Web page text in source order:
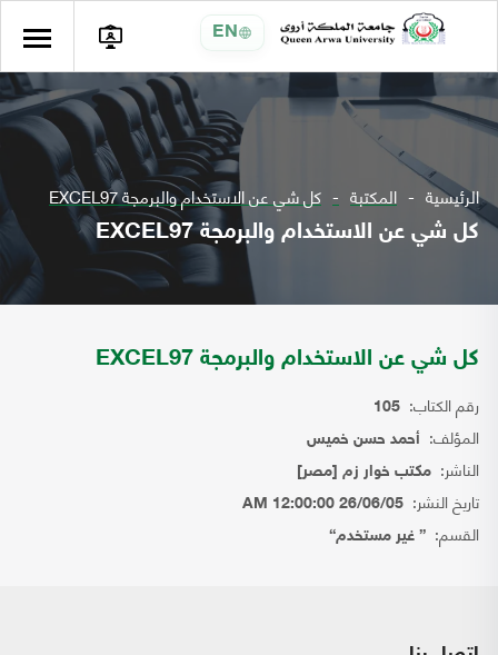
EN
الرئيسية المكتبة كل شي عن الاستخدام والبرمجة EXCEL97
كل شي عن الاستخدام والبرمجة EXCEL97
كل شي عن الاستخدام والبرمجة EXCEL97
رقم الكتاب: 105
المؤلف: أحمد حسن خميس
الناشر: مكتب خوار زم [مصر]
تاريخ النشر: 26/06/05 12:00:00 AM
القسم: { غير مستخدم}